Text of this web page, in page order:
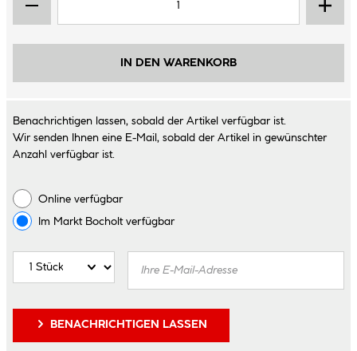
IN DEN WARENKORB
Benachrichtigen lassen, sobald der Artikel verfügbar ist.
Wir senden Ihnen eine E-Mail, sobald der Artikel in gewünschter
Anzahl verfügbar ist.
Online verfügbar
Im Markt Bocholtverfügbar
BENACHRICHTIGEN LASSEN